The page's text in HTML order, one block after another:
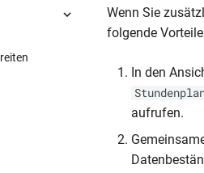
einem
Versionen
Wenn Sie
folgende
In den
aufrufen.